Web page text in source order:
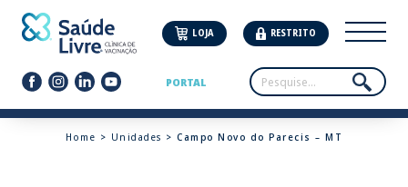
LOJA RESTRITO
PORTAL
Home > Unidades > Campo Novo do Parecis – MT